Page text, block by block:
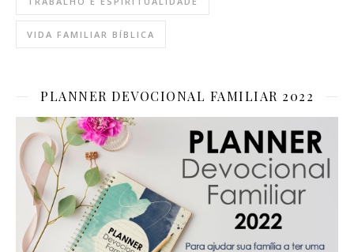
VIDA FAMILIAR BÍBLICA
PLANNER DEVOCIONAL FAMILIAR 2022